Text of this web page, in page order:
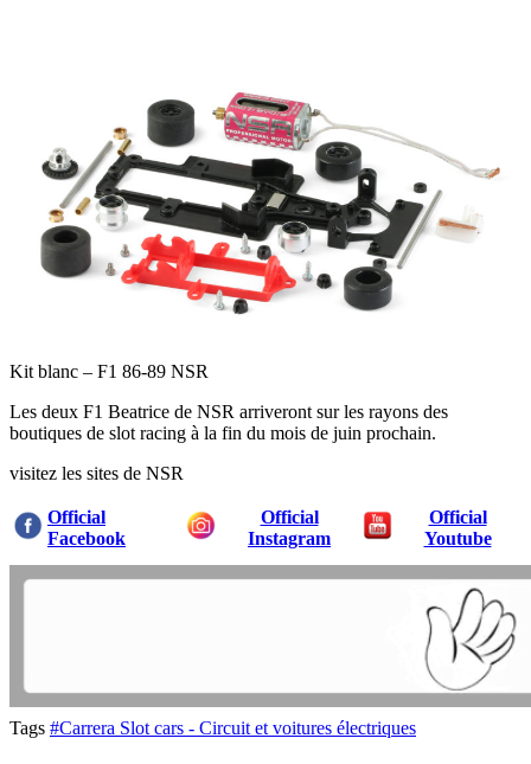
Kit blanc – F1 86-89 NSR
Les deux F1 Beatrice de NSR arriveront sur les rayons des
boutiques de slot racing à la fin du mois de juin prochain.
visitez les sites de NSR
Official
Facebook
Official
Instagram
Official
Youtube
Tags #Carrera Slot cars - Circuit et voitures électriques